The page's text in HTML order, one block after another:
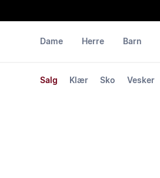
Dame
Salg Klær Sko Vesker
Herre Barn